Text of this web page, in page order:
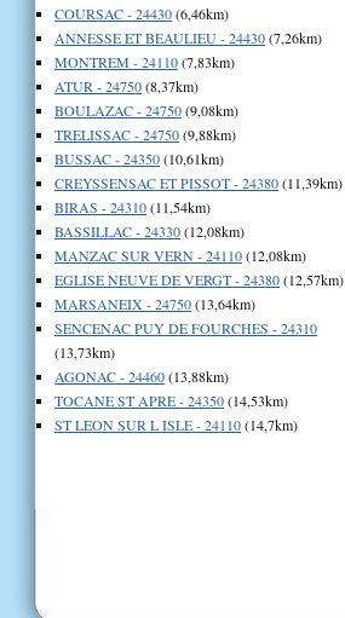
COURSAC - 24430(6,46km)
ANNESSE ET BEAULIEU - 24430(7,26km)
MONTREM - 24110(7,83km)
ATUR - 24750(8,37km)
BOULAZAC - 24750(9,08km)
TRELISSAC - 24750(9,88km)
BUSSAC - 24350(10,61km)
CREYSSENSAC ET PISSOT - 24380(11,39km)
BIRAS - 24310(11,54km)
BASSILLAC - 24330(12,08km)
MANZAC SUR VERN - 24110(12,08km)
EGLISE NEUVE DE VERGT - 24380(12,57km)
MARSANEIX - 24750(13,64km)
SENCENAC PUY DE FOURCHES - 24310
(13,73km)
AGONAC - 24460(13,88km)
TOCANE ST APRE - 24350(14,53km)
ST LEON SUR L ISLE - 24110(14,7km)